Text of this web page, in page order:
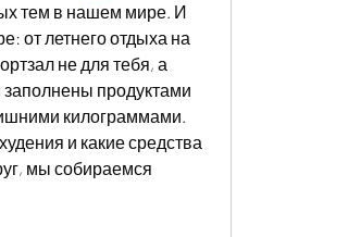
тем в нашем мире. И
от летнего отдыха на
не для тебя, а
заполнены продуктами
килограммами.
и какие средства
мы собираемся